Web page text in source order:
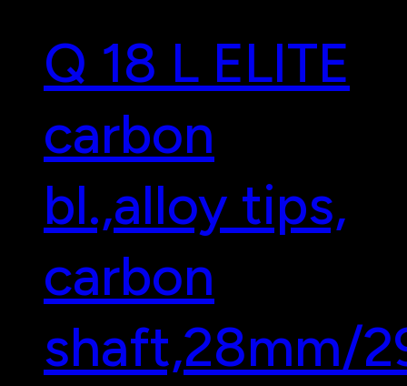
Q 18 L ELITE
carbon
bl.,alloy tips,
carbon
shaft,28mm/